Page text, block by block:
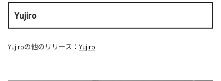
Yujiro
Yujiroの他のリリース： Yujiro